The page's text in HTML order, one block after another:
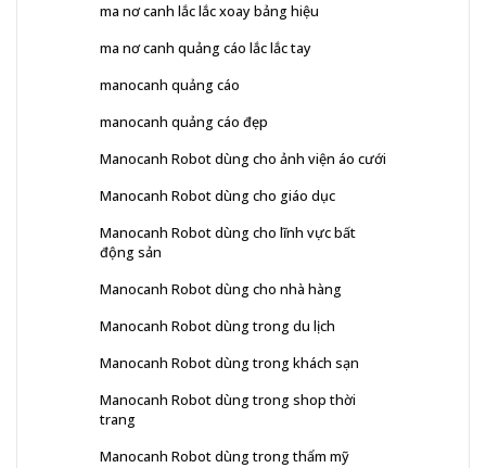
ma nơ canh lắc lắc xoay bảng hiệu
ma nơ canh quảng cáo lắc lắc tay
manocanh quảng cáo
manocanh quảng cáo đẹp
Manocanh Robot dùng cho ảnh viện áo cưới
Manocanh Robot dùng cho giáo dục
Manocanh Robot dùng cho lĩnh vực bất
động sản
Manocanh Robot dùng cho nhà hàng
Manocanh Robot dùng trong du lịch
Manocanh Robot dùng trong khách sạn
Manocanh Robot dùng trong shop thời
trang
Manocanh Robot dùng trong thẩm mỹ